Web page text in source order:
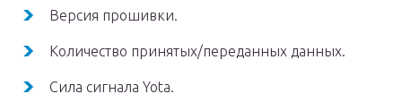
Версия прошивки.
Количество принятых/переданных данных.
Сила сигнала Yota.